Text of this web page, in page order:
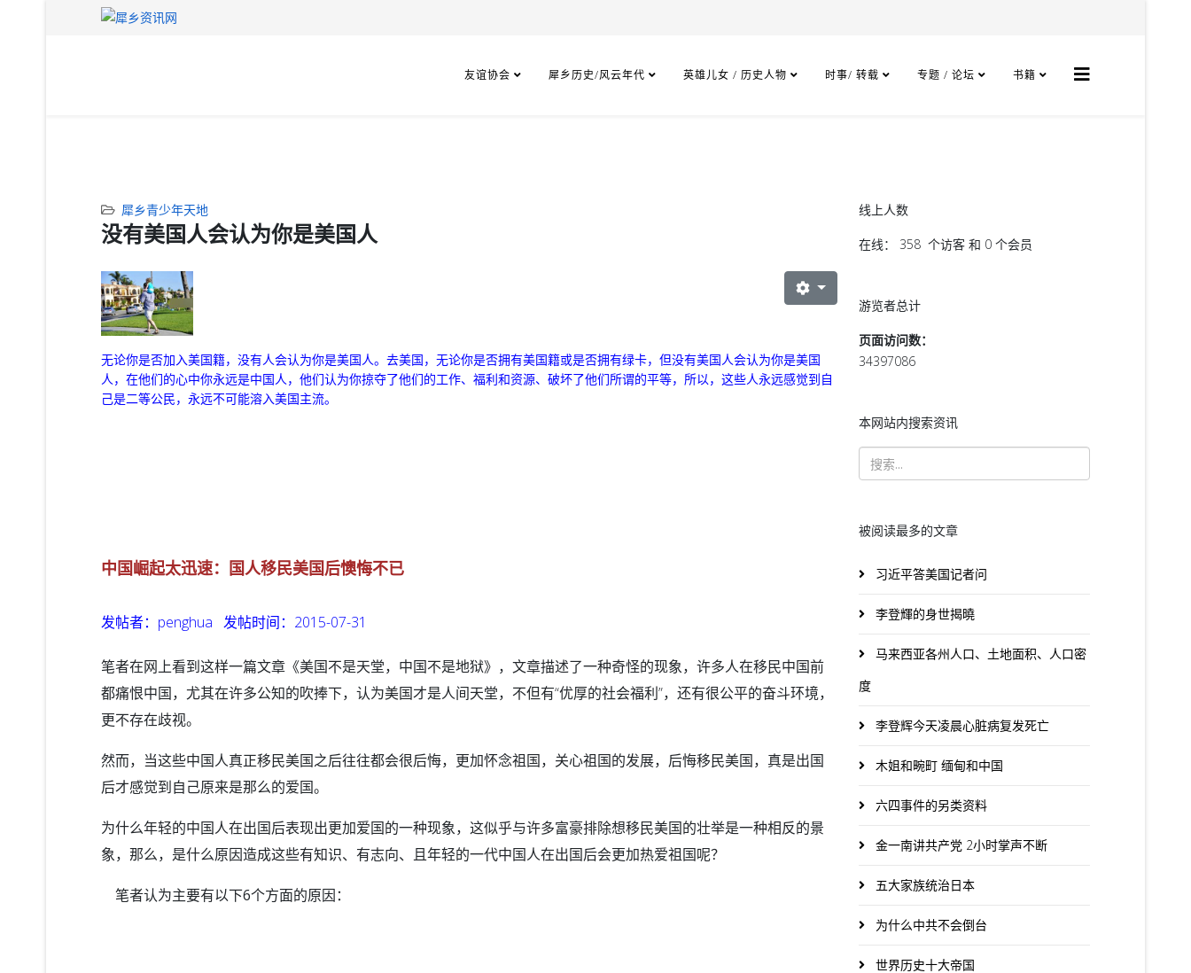
友谊协会 犀乡历史/风云年代 英雄儿女 / 历史人物 时事/ 转载 专题 / 论坛 书籍
犀乡青少年天地
没有美国人会认为你是美国人
无论你是否加入美国籍，没有人会认为你是美国人。去美国，无论你是否拥有美国籍或是否拥有绿卡，但没有美国人会认为你是美国
人，在他们的心中你永远是中国人，他们认为你掠夺了他们的工作、福利和资源、 破坏了他们所谓的平等，所以，这些人永远感觉到自
己是二等公民，永远不可能溶入美国主流。
中国崛起太迅速：国人移民美国后懊悔不已
发帖者： penghua 发帖时间：2015-07-31
笔者在网上看到这样一篇文章《美国不是天堂，中国不是地狱》，文章描述了一种奇怪的现象，许多人在移民中国前
都痛恨中国，尤其在许多公知的吹捧下，认为美国才是人间天堂，不但有“优厚的社会福利”，还有很公平的奋斗环境，
更不存在歧视。
然而，当这些中国人真正移民美国之后往往都会很后悔，更加怀念祖国，关心祖国的发展，后悔移民美国，真是出国
后才感觉到自己原来是那么的爱国。
为什么年轻的中国人在出国后表现出更加爱国的一种现象，这似乎与许多富豪排除想移民美国的壮举是一种相反的景
象，那么， 是什么原因造成这些有知识、有志向、且年轻的一代中国人在出国后会更加热爱祖国呢？
笔者认为主要有以下6个方面的原因：
线上人数
在线： 358 个访客 和 0 个会员
游览者总计
页面访问数：
34397086
本网站内搜索资讯
被阅读最多的文章
习近平答美国记者问
李登輝的身世揭曉
马来西亚各州人口、土地面积、人口密
度
李登辉今天凌晨心脏病复发死亡
木姐和畹町 缅甸和中国
六四事件的另类资料
金一南讲共产党 2小时掌声不断
五大家族统治日本
为什么中共不会倒台
世界历史十大帝国